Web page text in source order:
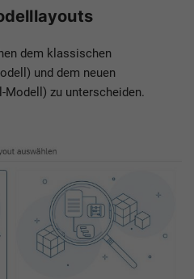
dem klassischen
und dem neuen
Modell) zu unterscheiden.